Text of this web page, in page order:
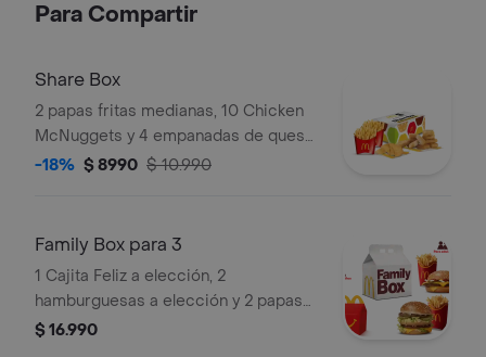
Para Compartir
Share Box
2 papas fritas medianas, 10 Chicken
McNuggets y 4 empanadas de queso.
Ideal para compartir.
-18% $ 8990 $ 10.990
Family Box para 3
1 Cajita Feliz a elección, 2
hamburguesas a elección y 2 papas
grandes.
$ 16.990